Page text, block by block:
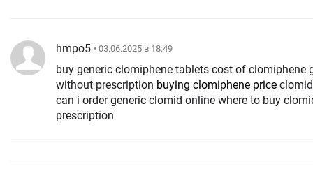
hmpo5 • 03.06.2025 в 18:49
buy generic clomiphene tablets cost of clomiphene
without prescription buying clomiphene price
can i order generic clomid online where to buy
prescription